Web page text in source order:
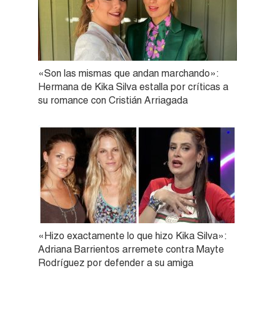
«Son las mismas que andan marchando»:
Hermana de Kika Silva estalla por críticas a
su romance con Cristián Arriagada
«Hizo exactamente lo que hizo Kika Silva»:
Adriana Barrientos arremete contra Mayte
Rodríguez por defender a su amiga